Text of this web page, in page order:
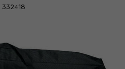
332418